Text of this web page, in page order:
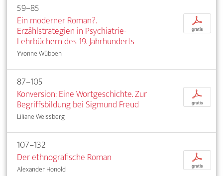
59–85
Ein moderner Roman?.
Erzählstrategien in Psychiatrie-
Lehrbüchern des 19. Jahrhunderts
Yvonne Wübben
p
gratis
87–105
Konversion: Eine Wortgeschichte. Zur
Begriffsbildung bei Sigmund Freud
Liliane Weissberg
p
gratis
107–132
Der ethnografische Roman
Alexander Honold
p
gratis